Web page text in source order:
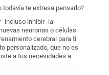
todavía te extresa pensarlo?
incluso inhibir- la
neuronas o células
cerebral para ti
personalizado, que no es
a tus necesidades a